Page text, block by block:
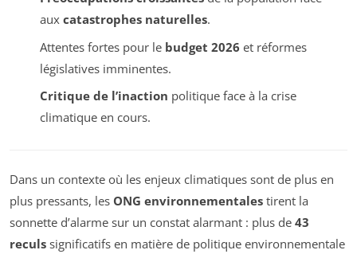
aux catastrophes naturelles.
Attentes fortes pour le budget 2026 et réformes
législatives imminentes.
Critique de l’inaction politique face à la crise
climatique en cours.
Dans un contexte où les enjeux climatiques sont de plus en
plus pressants, les ONG environnementales tirent la
sonnette d’alarme sur un constat alarmant : plus de 43
reculs significatifs en matière de politique environnementale